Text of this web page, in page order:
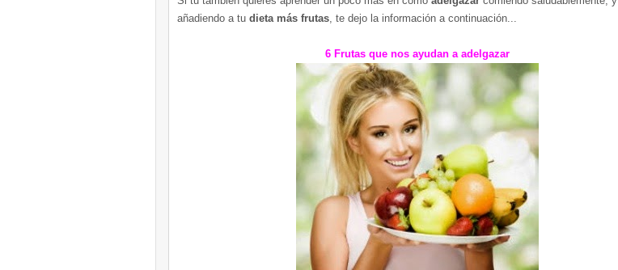
añadiendo a tu dieta más frutas, te dejo la información a continuación...
6 Frutas que nos ayudan a adelgazar